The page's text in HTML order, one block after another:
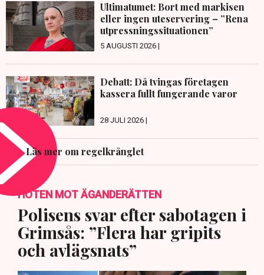
Ultimatumet: Bort med markisen
eller ingen uteservering – ”Rena
utpressningssituationen”
5 AUGUSTI 2026 |
Debatt: Då tvingas företagen
kassera fullt fungerande varor
28 JULI 2026 |
Läs mer om regelkrånglet
HOTEN MOT ÄGANDERÄTTEN
Polisens svar efter sabotagen i
Grimsås: ”Flera har gripits
och avlägsnats”